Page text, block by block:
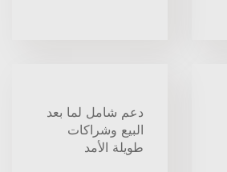
دعم شامل لما بعد
البيع وشراكات
طويلة الأمد